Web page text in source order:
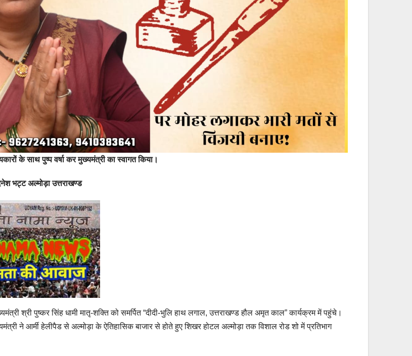
के साथ पुष्प वर्षा कर मुख्यमंत्री का स्वागत किया।
भट्ट अल्मोड़ा उत्तराखण्ड
श्री पुष्कर सिंह धामी मातृ-शक्ति को समर्पित “दीदी-भुलि हाथ लगाल, उत्तराखण्ड हौल अमृत काल” कार्यक्रम में पहुंचे।
ने आर्मी हेलीपैड से अल्मोड़ा के ऐतिहासिक बाजार से होते हुए शिखर होटल अल्मोड़ा तक विशाल रोड शो में प्रतिभाग